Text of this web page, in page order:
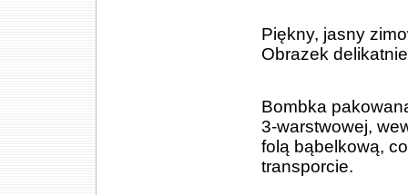
Piękny, jasny
Obrazek
Bombka
3-warstwowej,
folą bąbelkową,
transporcie.